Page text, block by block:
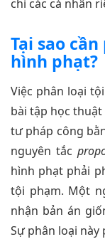
chỉ các cá nhân
Tại sao
hình phạt?
Việc phân loại
bài tập học
tư pháp công
nguyên tắc
hình phạt phải
tội phạm. Một
nhận bản án
Sự phân loại này